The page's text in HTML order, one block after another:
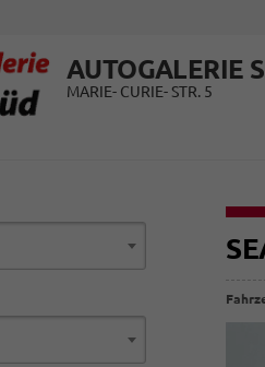
AUTOGALERIE
MARIE- CURIE- STR. 5